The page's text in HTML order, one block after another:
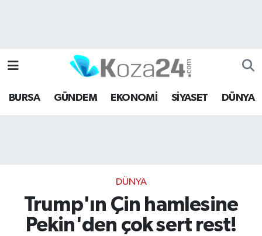
BURSA GÜNDEM EKONOMİ SİYASET DÜNYA
DÜNYA
Trump'ın Çin hamlesine
Pekin'den çok sert rest!
Bursa Hava Durumu
Bursa Namaz Vakitleri
Son Dakika Haberleri